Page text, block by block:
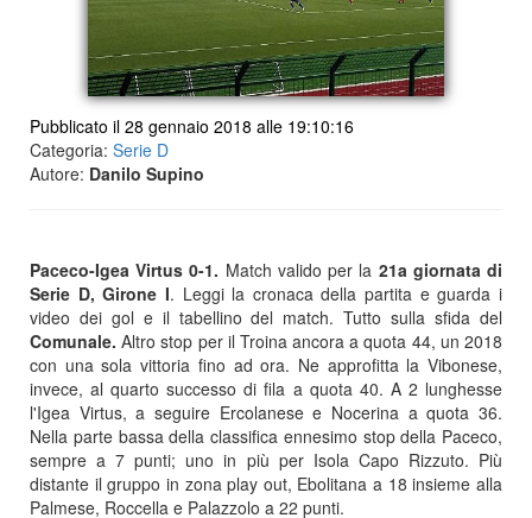
Pubblicato il 28 gennaio 2018 alle 19:10:16
Categoria: Serie D
Autore: Danilo Supino
Paceco-Igea Virtus 0-1. Match valido per la 21a giornata di
Serie D, Girone I. Leggi la cronaca della partita e guarda i
video dei gol e il tabellino del match. Tutto sulla sfida del
Comunale. Altro stop per il Troina ancora a quota 44, un 2018
con una sola vittoria fino ad ora. Ne approfitta la Vibonese,
invece, al quarto successo di fila a quota 40. A 2 lunghesse
l'Igea Virtus, a seguire Ercolanese e Nocerina a quota 36.
Nella parte bassa della classifica ennesimo stop della Paceco,
sempre a 7 punti; uno in più per Isola Capo Rizzuto. Più
distante il gruppo in zona play out, Ebolitana a 18 insieme alla
Palmese, Roccella e Palazzolo a 22 punti.